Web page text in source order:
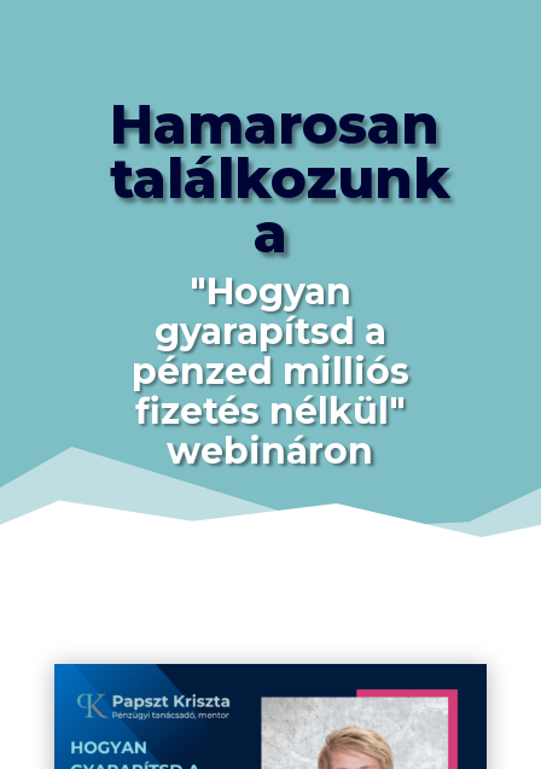
Hamarosan
találkozunk
a
"Hogyan
gyarapítsd a
pénzed milliós
fizetés nélkül"
webináron